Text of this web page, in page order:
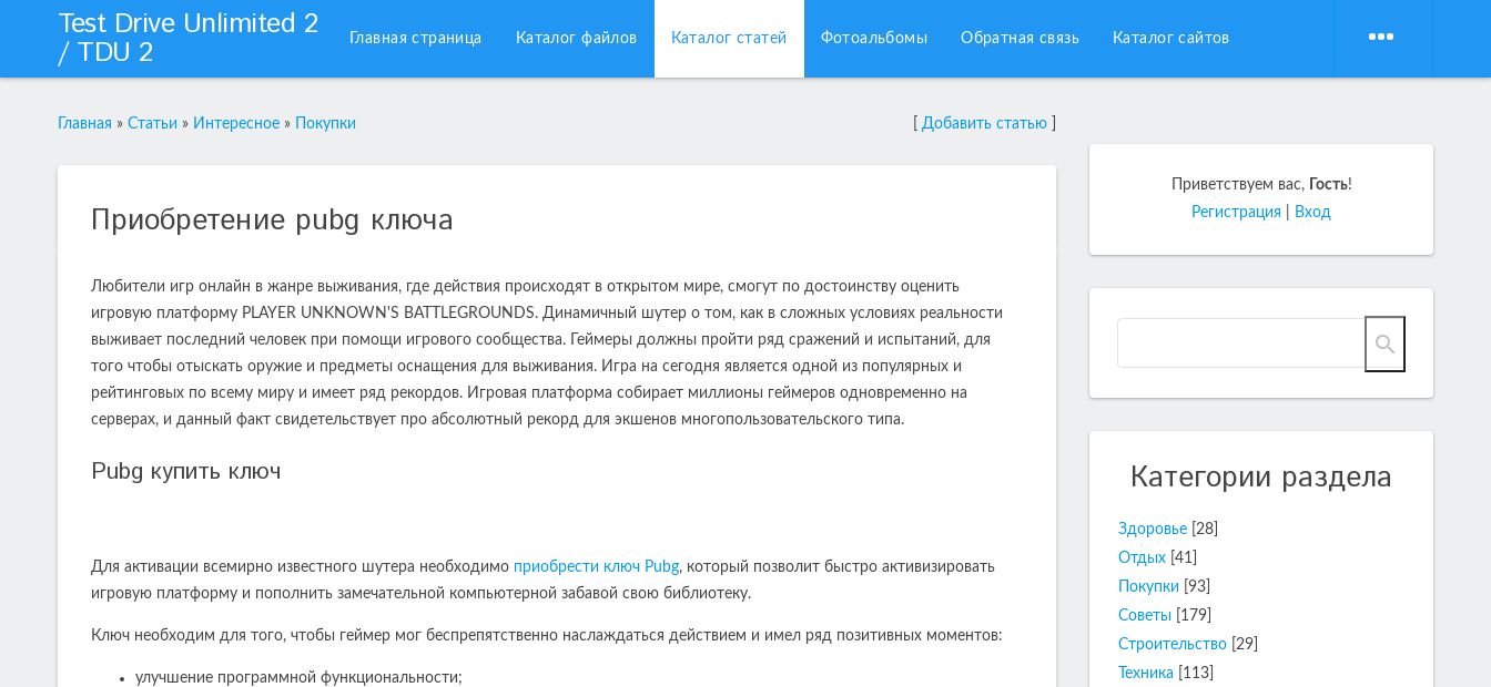
Test Drive Unlimited 2
/ TDU 2 Главная страница Каталог файлов Каталог статей Фотоальбомы Обратная связь Каталог сайтов
Главная » Статьи » Интересное » Покупки Добавить статью
Приобретение pubg ключа
Любители игр онлайн в жанре выживания, где действия происходят в открытом мире, смогут по достоинству оценить
игровую платформу PLAYER UNKNOWN'S BATTLEGROUNDS. Динамичный шутер о том, как в сложных условиях реальности
выживает последний человек при помощи игрового сообщества. Геймеры должны пройти ряд сражений и испытаний, для
того чтобы отыскать оружие и предметы оснащения для выживания. Игра на сегодня является одной из популярных и
рейтинговых по всему миру и имеет ряд рекордов. Игровая платформа собирает миллионы геймеров одновременно на
серверах, и данный факт свидетельствует про абсолютный рекорд для экшенов многопользовательского типа.
Рubg купить ключ
Для активации всемирно известного шутера необходимо приобрести ключ Рubg, который позволит быстро активизировать
игровую платформу и пополнить замечательной компьютерной забавой свою библиотеку.
Ключ необходим для того, чтобы геймер мог беспрепятственно наслаждаться действием и имел ряд позитивных моментов:
улучшение программной функциональности;
Приветствуем вас, Гость!
Регистрация
Вход
Категории раздела
Здоровье [28]
Отдых [41]
Покупки
[93]
Советы
[179]
Строительство [29]
Техника
[113]